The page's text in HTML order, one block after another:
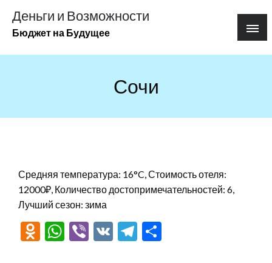
содержимому
Деньги и Возможности
Бюджет на Будущее
Сочи
Средняя температура: 16°C, Стоимость отеля:
12000₽, Количество достопримечательностей: 6,
Лучший сезон: зима
Odnoklassniki
WhatsApp
Viber
VK Telegram